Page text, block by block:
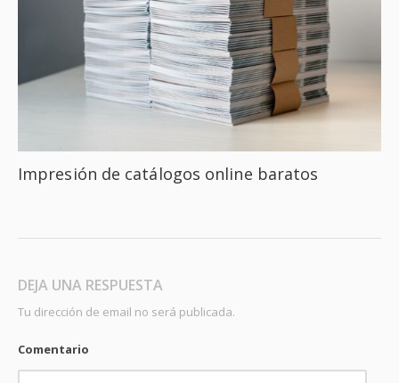
Impresión de catálogos online baratos
DEJA UNA RESPUESTA
Tu dirección de email no será publicada.
Comentario